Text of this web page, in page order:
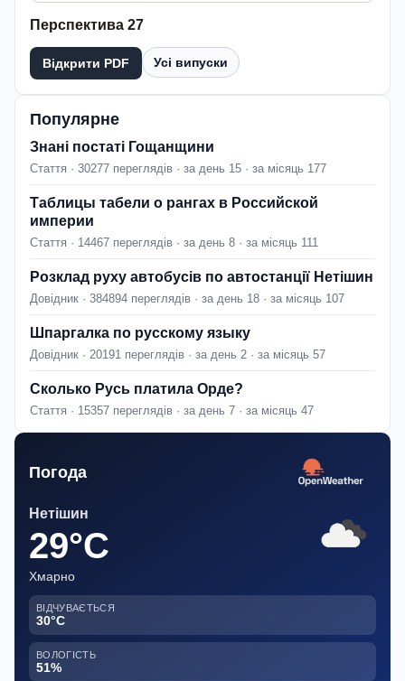
Перспектива 27
Відкрити PDF Усі випуски
Популярне
Знані постаті Гощанщини
Стаття · 30277 переглядів · за день 15 · за місяць 177
Таблицы табели о рангах в Российской
империи
Стаття · 14467 переглядів · за день 8 · за місяць 111
Розклад руху автобусів по автостанції Нетішин
Довідник · 384894 переглядів · за день 18 · за місяць 107
Шпаргалка по русскому языку
Довідник · 20191 переглядів · за день 2 · за місяць 57
Сколько Русь платила Орде?
Стаття · 15357 переглядів · за день 7 · за місяць 47
Погода
Нетішин
29°C
Хмарно
ВІДЧУВАЄТЬСЯ
30°C
ВОЛОГІСТЬ
51%